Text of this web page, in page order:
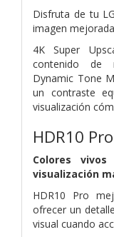
Disfruta de tu
imagen
4K Super
contenido de
Dynamic Tone
un contraste
visualización
HDR10
Colores
visualización
HDR10 Pro
ofrecer un
visual cuando